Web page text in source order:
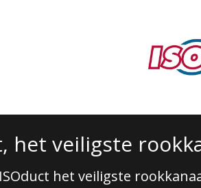
het veiligste
het veiligste